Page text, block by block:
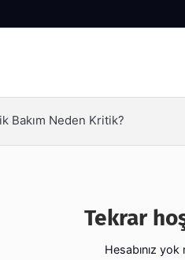
Bakım Neden Kritik?
Tekrar
Hesabınız yok